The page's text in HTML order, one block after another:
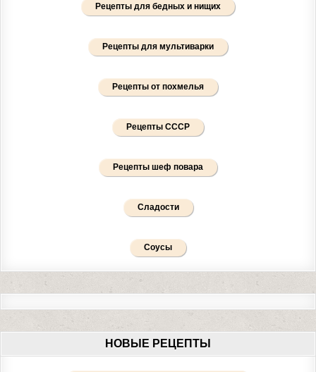
Рецепты для бедных и нищих
Рецепты для мультиварки
Рецепты от похмелья
Рецепты СССР
Рецепты шеф повара
Сладости
Соусы
НОВЫЕ РЕЦЕПТЫ